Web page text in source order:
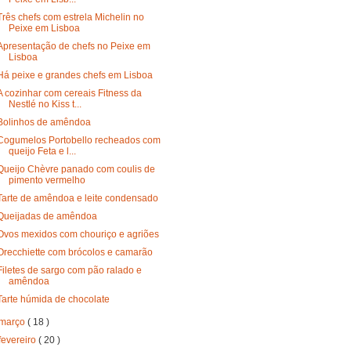
chefs com estrela Michelin no
Peixe em Lisboa
de chefs no Peixe em
Lisboa
peixe e grandes chefs em Lisboa
cozinhar com cereais Fitness da
Nestlé no Kiss t...
de amêndoa
Portobello recheados com
queijo Feta e l...
Chèvre panado com coulis de
pimento vermelho
de amêndoa e leite condensado
de amêndoa
mexidos com chouriço e agriões
com brócolos e camarão
de sargo com pão ralado e
amêndoa
húmida de chocolate
( 18 )
( 20 )